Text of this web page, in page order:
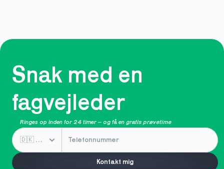
Snak med en
fagvejleder
Ringes op inden for 24 timer – og få en gratis prøvetime
Kontakt mig